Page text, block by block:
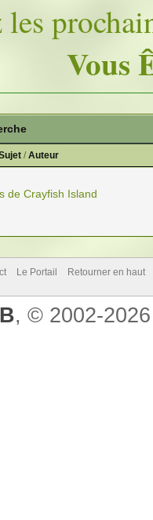
les
Vous
/ Auteur
de Crayfish Island
Le Portail
Retourner en haut
, © 2002-